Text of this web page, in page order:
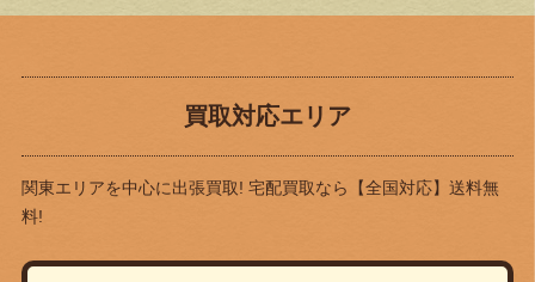
買取対応エリア
関東エリアを中心に出張買取! 宅配買取なら
【全国対応】送料無
料!